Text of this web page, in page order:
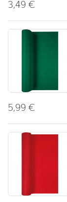
3,49€
5,99€